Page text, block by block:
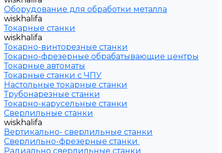
Оборудование для обработки металла
wiskhalifa
Токарные станки
wiskhalifa
Токарно-винторезные станки
Токарно-фрезерные обрабатывающие центры
Токарные автоматы
Токарные станки с ЧПУ
Настольные токарные станки
Трубонарезные станки
Токарно-карусельные станки
Сверлильные станки
wiskhalifa
Вертикально- сверлильные станки
Сверлильно-фрезерные станки
Радиально сверлильные станки